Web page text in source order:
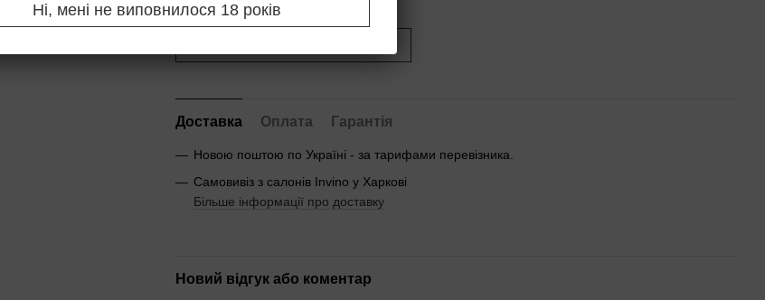
Доставка Оплата Гарантія
Новою поштою по Україні - за тарифами перевізника.
Самовивіз з салонів Invino у Харкові
Більше інформації про доставку
Новий відгук або коментар
Ні, мені не виповнилося 18 років